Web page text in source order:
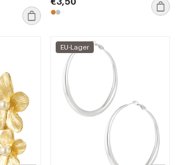
EU-Lager